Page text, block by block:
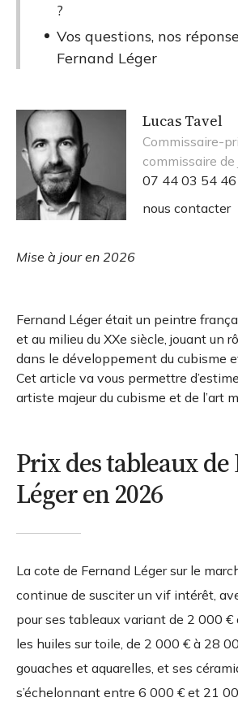
?
Vos questions, nos
Fernand Léger
Lucas Tavel
Commissaire-
commissaire de
07 44 03 54 46
nous contacter
Mise à jour en 2026
Fernand Léger était un peintre
et au milieu du XXe siècle, jouant un
dans le développement du cubisme
Cet article va vous permettre
artiste majeur du cubisme et de l’art
Prix des tableaux
Léger en 2026
La cote de Fernand Léger sur le
continue de susciter un vif intérêt,
pour ses tableaux variant de 2 000 €
les huiles sur toile, de 2 000 € à 28
gouaches et aquarelles, et ses
s’échelonnant entre 6 000 € et 21